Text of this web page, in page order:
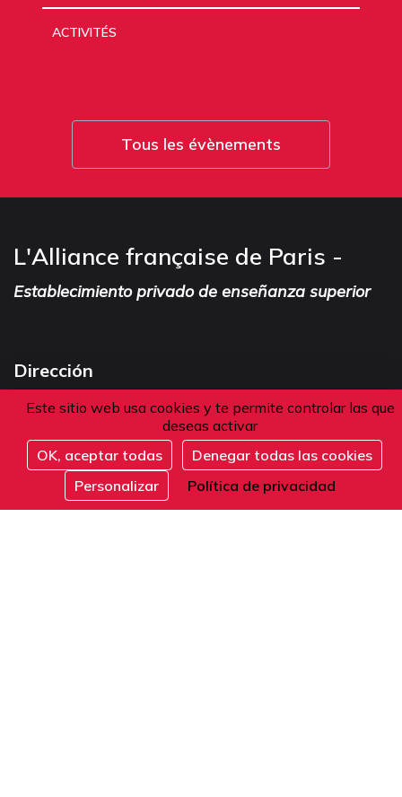
Este sitio web usa cookies y te permite controlar las que
deseas activar
OK, aceptar todas
Denegar todas las cookies
Personalizar
Política de privacidad
Inscribirse
ACTIVITÉS
Tous les évènements
L'Alliance française de Paris -
Establecimiento privado de enseñanza superior
Dirección
101 boulevard Raspail
75006 Paris
Francia